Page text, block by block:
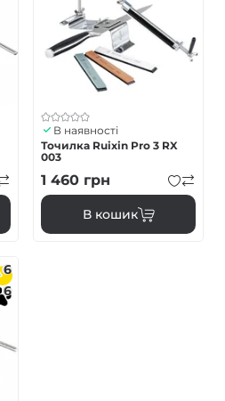
В наявності
Точилка Ruixin Pro 3 RX
003
1 460 грн
В кошик
6
6